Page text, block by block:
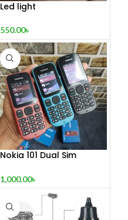
Led light
550.00৳
Nokia 101 Dual Sim
1,000.00৳